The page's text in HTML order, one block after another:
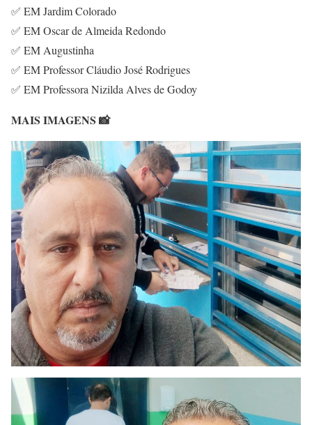
✅ EM Jardim Colorado
✅ EM Oscar de Almeida Redondo
✅ EM Augustinha
✅ EM Professor Cláudio José Rodrigues
✅ EM Professora Nizilda Alves de Godoy
MAIS IMAGENS 📸